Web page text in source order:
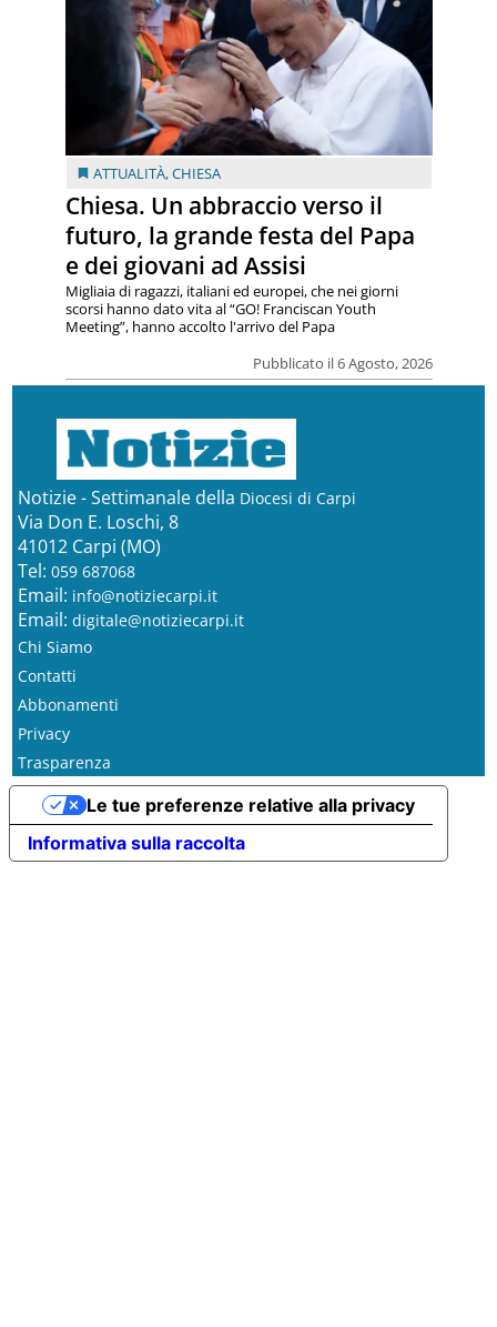
ATTUALITÀ,CHIESA
Chiesa. Un abbraccio verso il
futuro, la grande festa del Papa
e dei giovani ad Assisi
Pubblicato il 6 Agosto, 2026
Migliaia di ragazzi, italiani ed europei, che nei giorni
scorsi hanno dato vita al “GO! Franciscan Youth
Meeting”, hanno accolto l'arrivo del Papa
Notizie - Settimanale della Diocesi di Carpi
Via Don E. Loschi, 8
41012 Carpi (MO)
Tel: 059 687068
Email: info@notiziecarpi.it
Email: digitale@notiziecarpi.it
Chi Siamo
Contatti
Abbonamenti
Privacy
Trasparenza
Informativa sulla raccolta
Le tue preferenze relative alla privacy